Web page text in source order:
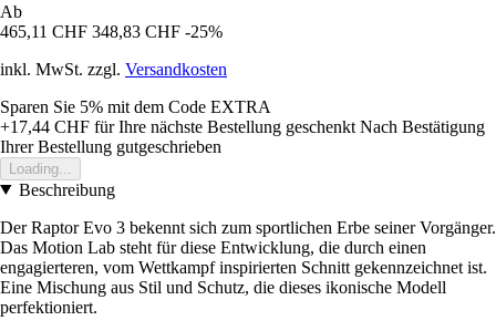
Ab
465,11 CHF 348,83 CHF -25%
inkl. MwSt. zzgl. Versandkosten
Sparen Sie 5% mit dem Code EXTRA
+17,44 CHF für Ihre nächste Bestellung geschenkt Nach Bestätigung
Ihrer Bestellung gutgeschrieben
Loading...
Beschreibung
Der Raptor Evo 3 bekennt sich zum sportlichen Erbe seiner Vorgänger.
Das Motion Lab steht für diese Entwicklung, die durch einen
engagierteren, vom Wettkampf inspirierten Schnitt gekennzeichnet ist.
Eine Mischung aus Stil und Schutz, die dieses ikonische Modell
perfektioniert.